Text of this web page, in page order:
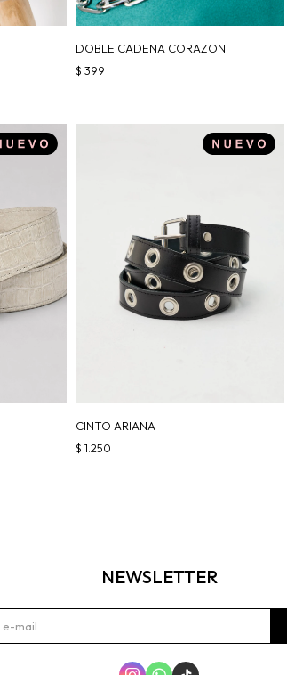
DOBLE CADENA CORAZON
$ 399
CINTO ARIANA
$ 1.250
NEWSLETTER